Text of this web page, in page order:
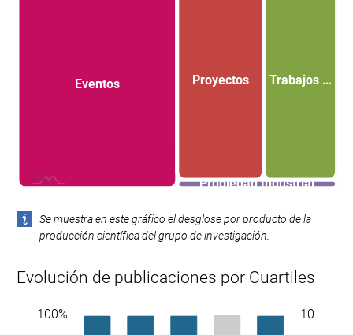
Eventos Proyectos Trabajos …
Propiedad Industrial
Se muestra en este gráfico el desglose por producto de la
producción científica del grupo de investigación.
Evolución de publicaciones por Cuartiles
100% -1,0
-0,5
0,5
1,5
2,5
11
10
7,5